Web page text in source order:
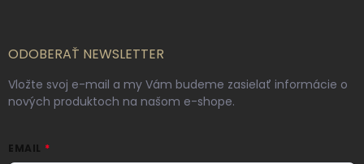
ODOBERAŤ NEWSLETTER
Vložte svoj e-mail a my Vám budeme zasielať informácie o
nových produktoch na našom e-shope.
EMAIL